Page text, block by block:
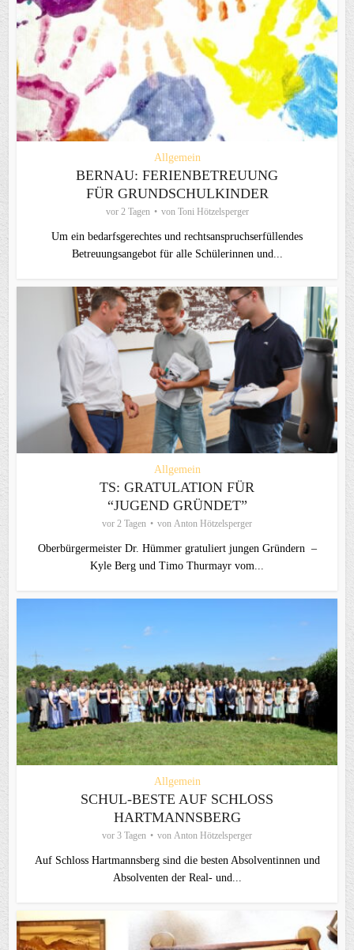
Allgemein
BERNAU: FERIENBETREUUNG
FÜR GRUNDSCHULKINDER
vor 2 Tagen von Toni Hötzelsperger
Um ein bedarfsgerechtes und rechtsanspruchserfüllendes
Betreuungsangebot für alle Schülerinnen und...
Allgemein
TS: GRATULATION FÜR
“JUGEND GRÜNDET”
vor 2 Tagen von Anton Hötzelsperger
Oberbürgermeister Dr. Hümmer gratuliert jungen Gründern –
Kyle Berg und Timo Thurmayr vom...
Allgemein
SCHUL-BESTE AUF SCHLOSS
HARTMANNSBERG
vor 3 Tagen von Anton Hötzelsperger
Auf Schloss Hartmannsberg sind die besten Absolventinnen und
Absolventen der Real- und...